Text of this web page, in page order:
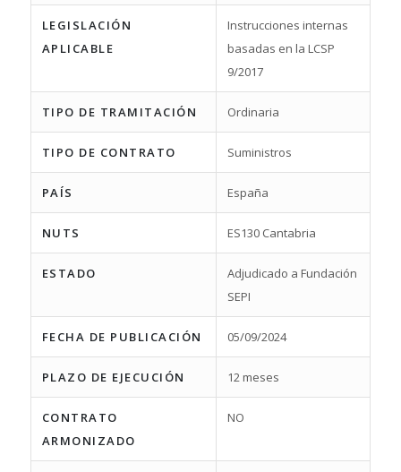
LEGISLACIÓN
APLICABLE
Instrucciones internas
basadas en la LCSP
9/2017
TIPO DE TRAMITACIÓN Ordinaria
TIPO DE CONTRATO Suministros
PAÍS España
NUTS ES130 Cantabria
ESTADO
Adjudicado a Fundación
SEPI
FECHA DE PUBLICACIÓN 05/09/2024
PLAZO DE EJECUCIÓN 12 meses
CONTRATO
ARMONIZADO
NO